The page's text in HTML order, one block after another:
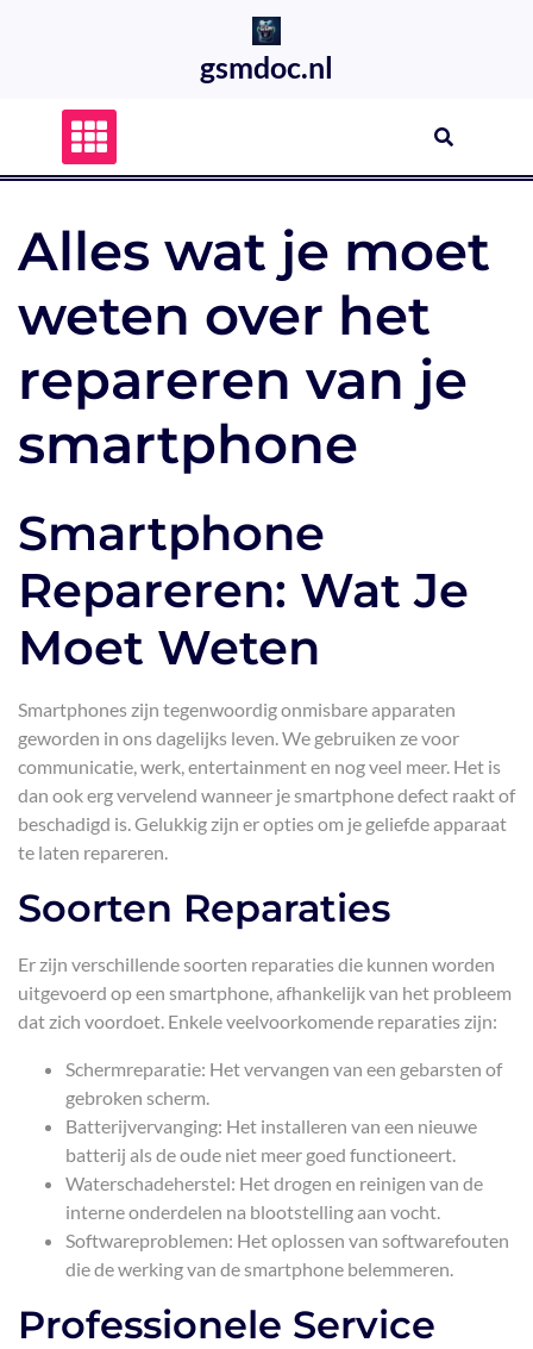
gsmdoc.nl
Alles wat je moet
weten over het
repareren van je
smartphone
Smartphone
Repareren: Wat Je
Moet Weten
Smartphones zijn tegenwoordig onmisbare apparaten
geworden in ons dagelijks leven. We gebruiken ze voor
communicatie, werk, entertainment en nog veel meer. Het is
dan ook erg vervelend wanneer je smartphone defect raakt of
beschadigd is. Gelukkig zijn er opties om je geliefde apparaat
te laten repareren.
Soorten Reparaties
Er zijn verschillende soorten reparaties die kunnen worden
uitgevoerd op een smartphone, afhankelijk van het probleem
dat zich voordoet. Enkele veelvoorkomende reparaties zijn:
Schermreparatie: Het vervangen van een gebarsten of
gebroken scherm.
Batterijvervanging: Het installeren van een nieuwe
batterij als de oude niet meer goed functioneert.
Waterschadeherstel: Het drogen en reinigen van de
interne onderdelen na blootstelling aan vocht.
Softwareproblemen: Het oplossen van softwarefouten
die de werking van de smartphone belemmeren.
Professionele Service